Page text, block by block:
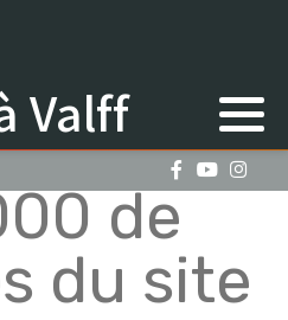
Valff
de
du site